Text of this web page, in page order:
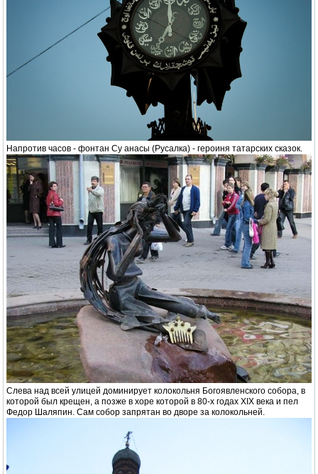
Напротив часов - фонтан Су анасы (Русалка) - героиня татарских сказок.
Слева над всей улицей доминирует колокольня Богоявленского собора, в
которой был крещен, а позже в хоре которой в 80-х годах XIX века и пел
Федор Шаляпин. Сам собор запрятан во дворе за колокольней.